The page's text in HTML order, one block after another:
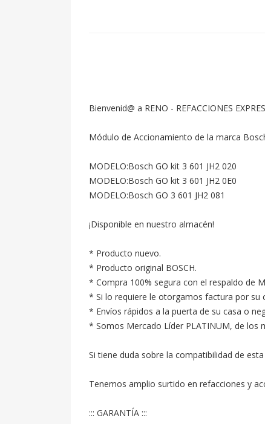
Bienvenid@ a RENO - REFACCIONES
Módulo de Accionamiento de la marca
MODELO:Bosch GO kit 3 601 JH2 020
MODELO:Bosch GO kit 3 601 JH2 0E0
MODELO:Bosch GO 3 601 JH2 081
¡Disponible en nuestro almacén!
* Producto nuevo.
* Producto original BOSCH.
* Compra 100% segura con el respaldo de
* Si lo requiere le otorgamos factura por su
* Envíos rápidos a la puerta de su casa o
* Somos Mercado Líder PLATINUM, de los
Si tiene duda sobre la compatibilidad de
Tenemos amplio surtido en refacciones y
::: GARANTÍA :::